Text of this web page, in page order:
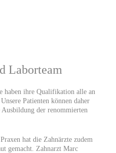
Laborteam
haben ihre Qualifikation alle an
Patienten können daher
der renommierten
hat die Zahnärzte zudem
gemacht. Zahnarzt Marc